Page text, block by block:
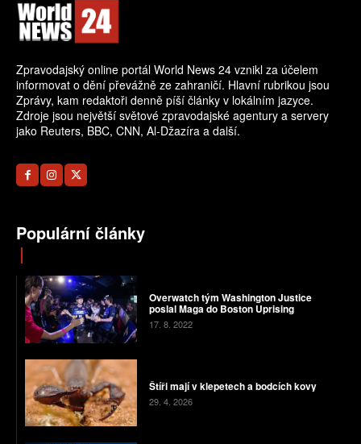
Zpravodajský online portál World News 24 vznikl za účelem
informovat o dění převážně ze zahraničí. Hlavní rubrikou jsou
Zprávy, kam redaktoři denně píší články v lokálním jazyce.
Zdroje jsou největší světové zpravodajské agentury a servery
jako Reuters, BBC, CNN, Al-Džazíra a další.
Populární články
Overwatch tým Washington Justice
poslal Maga do Boston Uprising
17. 8. 2022
Štíři mají v klepetech a bodcích kovy
29. 4. 2026